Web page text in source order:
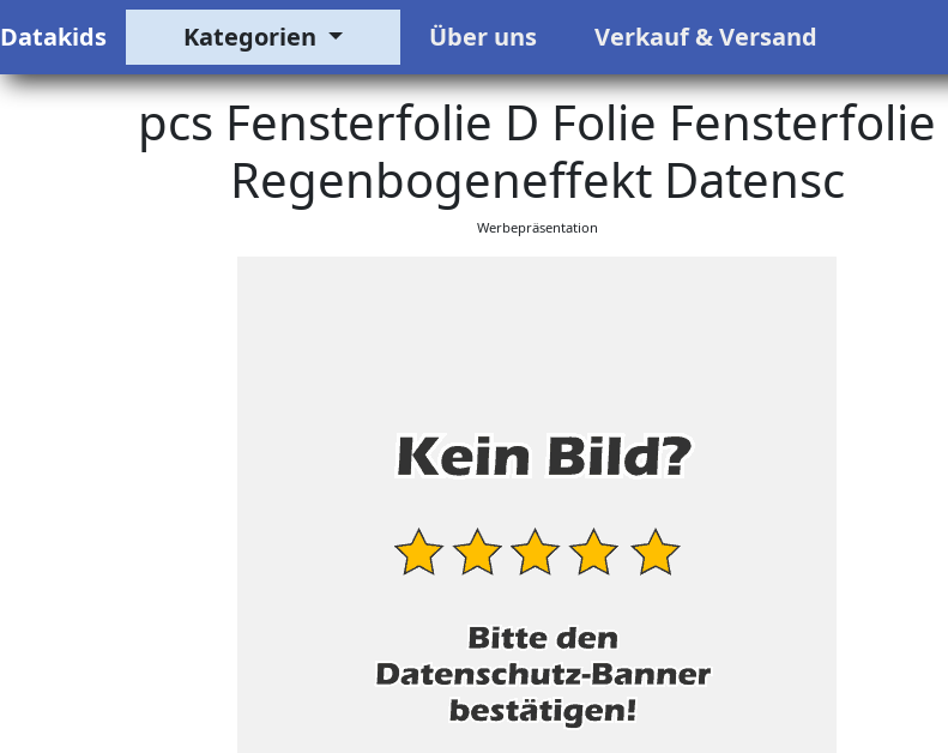
Datakids Kategorien Über uns Verkauf & Versand
pcs Fensterfolie D Folie Fensterfolie
Regenbogeneffekt Datensc
Werbepräsentation